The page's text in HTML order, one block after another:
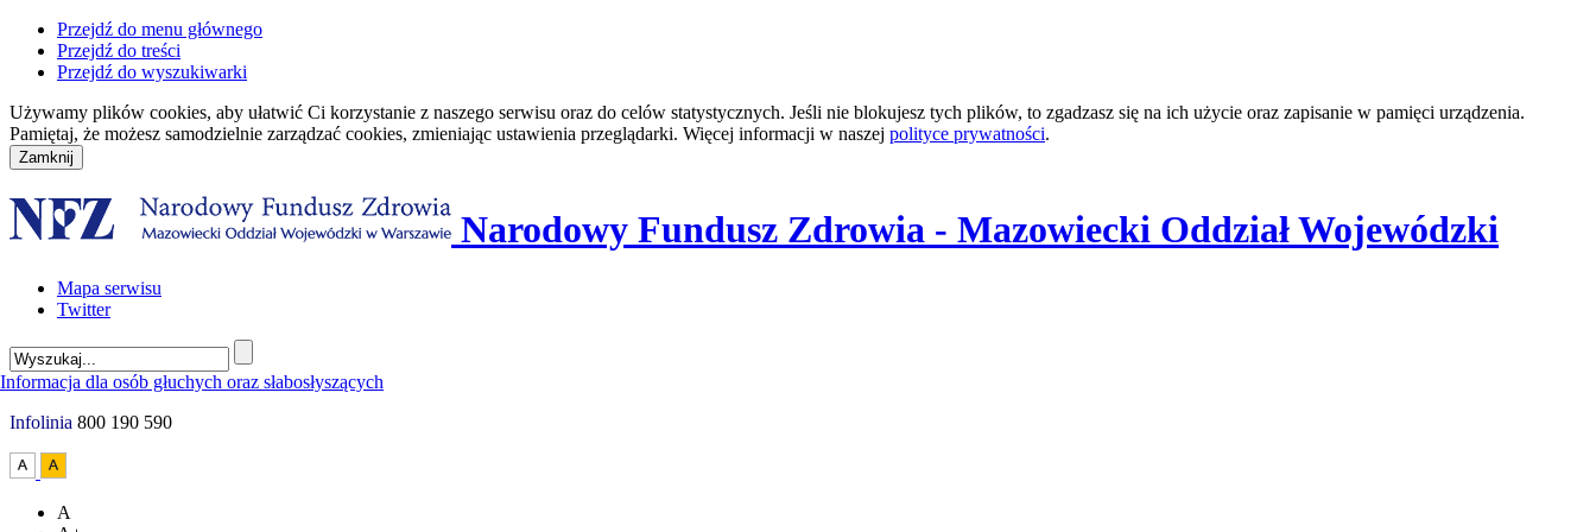
Przejdź do menu głównego
Przejdź do treści
Przejdź do wyszukiwarki
Używamy plików cookies, aby ułatwić Ci korzystanie z naszego serwisu oraz do celów statystycznych. Jeśli nie blokujesz tych plików, to zgadzasz się na ich użycie oraz zapisanie w pamięci urządzenia.
Pamiętaj, że możesz samodzielnie zarządzać cookies, zmieniając ustawienia przeglądarki. Więcej informacji w naszej polityce prywatności.
Narodowy Fundusz Zdrowia - Mazowiecki Oddział Wojewódzki
Mapa serwisu
Twitter
Infolinia 800 190 590
A